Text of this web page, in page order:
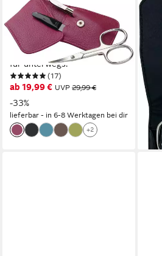
ERBE
Maniküre-Etui Siena, 3 tlg.,
Hochwertiges Lederetui mit
präzisen Pflegewerkzeugen
für unterwegs.
(17)
ab 19,99 € UVP 29,99 €
-33%
lieferbar - in 6-8 Werktagen bei dir
+2